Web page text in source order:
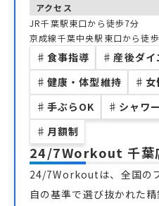
アクセス
JR千葉駅東口から徒歩7分
京成線千葉中央駅東口から徒
♯ 食事指導 ♯ 産後ダイ
♯ 健康・体型維持 ♯
♯ 手ぶらOK ♯ シャワー
♯ 月額制
24/7Workout 千葉
24/7Workoutは、全国の
自の基準で選び抜かれた